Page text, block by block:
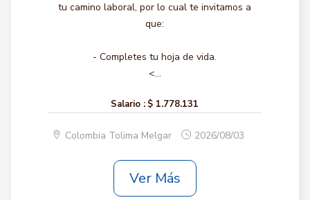
tu camino laboral, por lo cual te invitamos a
que:
- Completes tu hoja de vida.
<...
Salario : $ 1.778.131
Colombia Tolima Melgar 2026/08/03
Ver Más